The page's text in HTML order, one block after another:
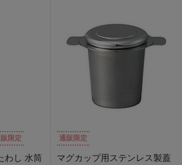
限定
わし 水筒
通販限定
マグカップ用ステンレス製蓋